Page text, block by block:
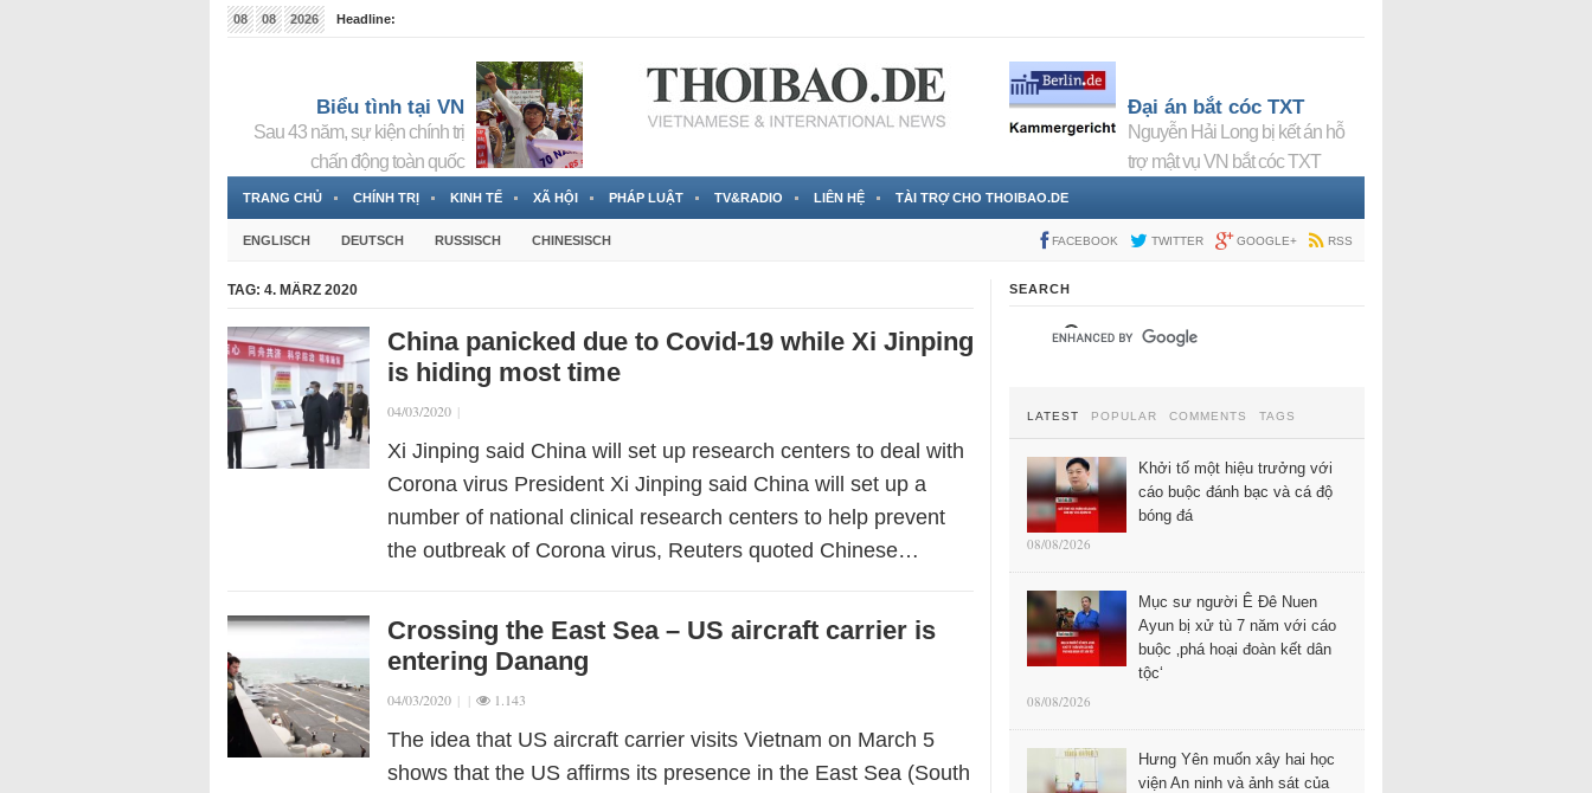
08 08 2026
Headline:
Biểu tình tại VN
Sau 43 năm, sự kiện chính trị
chấn động toàn quốc
Đại án bắt cóc TXT
Nguyễn Hải Long bị kết án hỗ
trợ mật vụ VN bắt cóc TXT
TRANG CHỦ CHÍNH TRỊ KINH TẾ XÃ HỘI PHÁP LUẬT TV&RADIO LIÊN HỆ TÀI TRỢ CHO THOIBAO.DE
ENGLISCH DEUTSCH RUSSISCH CHINESISCH FACEBOOK TWITTER GOOGLE+ RSS
TAG: 4. MÄRZ 2020
China panicked due to Covid-19 while Xi Jinping
is hiding most time
04/03/2020 |
Xi Jinping said China will set up research centers to deal with
Corona virus President Xi Jinping said China will set up a
number of national clinical research centers to help prevent
the outbreak of Corona virus, Reuters quoted Chinese…
Crossing the East Sea – US aircraft carrier is
entering Danang
04/03/2020 | | 1.143
The idea that US aircraft carrier visits Vietnam on March 5
shows that the US affirms its presence in the East Sea (South
SEARCH
LATEST POPULAR COMMENTS TAGS
Khởi tố một hiệu trưởng với
cáo buộc đánh bạc và cá độ
bóng đá
08/08/2026
Mục sư người Ê Đê Nuen
Ayun bị xử tù 7 năm với cáo
buộc ‚phá hoại đoàn kết dân
tộc‘
08/08/2026
Hưng Yên muốn xây hai học
viện An ninh và ảnh sát của